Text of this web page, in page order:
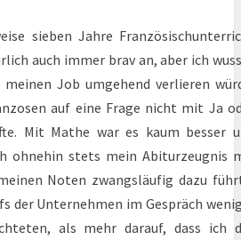
sieben Jahre
auch immer brav an, aber ich
Job umgehend verlieren
auf eine Frage nicht mit Ja
Mit Mathe war es kaum besser
ohnehin stets mein Abiturzeugnis
Noten zwangsläufig dazu
der Unternehmen im Gespräch
als mehr darauf, dass ich